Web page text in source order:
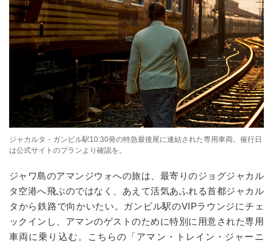
ジャカルタ・ガンビル駅10:30発の特急最後尾に連結された専用車両。催行日
は公式サイトのプランより確認を。
ジャワ島のアマンジウォへの旅は、最寄りのジョグジャカル
タ空港へ飛ぶのではなく、あえて活気あふれる首都ジャカル
タから鉄路で向かいたい。ガンビル駅のVIPラウンジにチェ
ックインし、アマンのゲストのために特別に用意された専用
車両に乗り込む。こちらの「アマン・トレイン・ジャーニ